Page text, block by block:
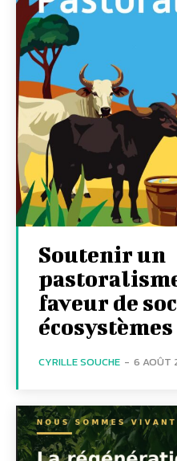
Soutenir un
faveur de
CYRILLE SOUCHE - 6 AOÛT